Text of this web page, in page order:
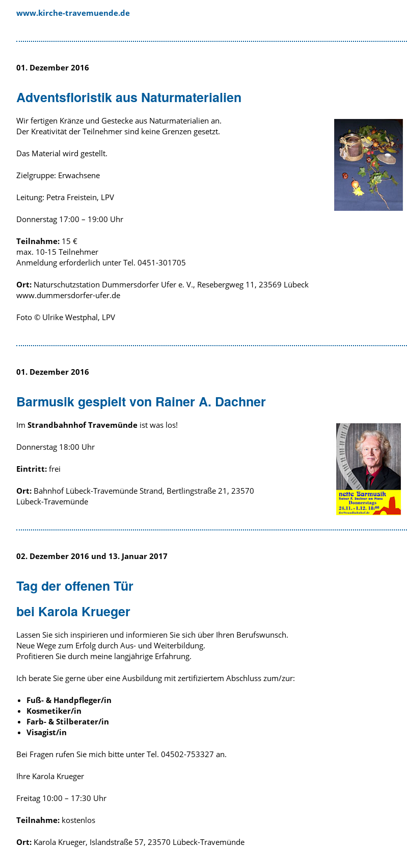
www.kirche-travemuende.de
01. Dezember 2016
Adventsfloristik aus Naturmaterialien
Wir fertigen Kränze und Gestecke aus Naturmaterialien an.
Der Kreativität der Teilnehmer sind keine Grenzen gesetzt.
Das Material wird gestellt.
Zielgruppe: Erwachsene
Leitung: Petra Freistein, LPV
Donnerstag 17:00 – 19:00 Uhr
Teilnahme: 15 €
max. 10-15 Teilnehmer
Anmeldung erforderlich unter Tel. 0451-301705
Ort: Naturschutzstation Dummersdorfer Ufer e. V., Resebergweg 11, 23569 Lübeck
www.dummersdorfer-ufer.de
Foto © Ulrike Westphal, LPV
01. Dezember 2016
Barmusik gespielt von Rainer A. Dachner
Im Strandbahnhof Travemünde ist was los!
Donnerstag 18:00 Uhr
Eintritt: frei
Ort: Bahnhof Lübeck-Travemünde Strand, Bertlingstraße 21, 23570
Lübeck-Travemünde
02. Dezember 2016 und 13. Januar 2017
Tag der offenen Tür
bei Karola Krueger
Lassen Sie sich inspirieren und informieren Sie sich über Ihren Berufswunsch.
Neue Wege zum Erfolg durch Aus- und Weiterbil­dung.
Profitieren Sie durch meine langjährige Erfahrung.
Ich berate Sie gerne über eine Ausbildung mit zertifiziertem Abschluss zum/zur:
Fuß- & Handpfleger/in
Kosmetiker/in
Farb- & Stilberater/in
Visagist/in
Bei Fragen rufen Sie mich bitte unter Tel. 04502-753327 an.
Ihre Karola Krueger
Freitag 10:00 – 17:30 Uhr
Teilnahme: kostenlos
Ort: Karola Krueger, Islandstraße 57, 23570 Lübeck-Travemünde